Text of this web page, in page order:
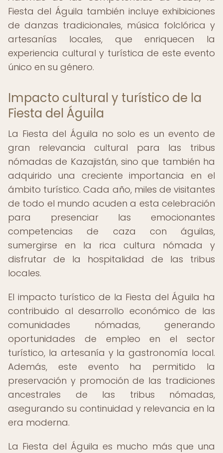
Fiesta del Águila también incluye exhibiciones
de danzas tradicionales, música folclórica y
artesanías locales, que enriquecen la
experiencia cultural y turística de este evento
único en su género.
Impacto cultural y turístico de la
Fiesta del Águila
La Fiesta del Águila no solo es un evento de
gran relevancia cultural para las tribus
nómadas de Kazajistán, sino que también ha
adquirido una creciente importancia en el
ámbito turístico. Cada año, miles de visitantes
de todo el mundo acuden a esta celebración
para presenciar las emocionantes
competencias de caza con águilas,
sumergirse en la rica cultura nómada y
disfrutar de la hospitalidad de las tribus
locales.
El impacto turístico de la Fiesta del Águila ha
contribuido al desarrollo económico de las
comunidades nómadas, generando
oportunidades de empleo en el sector
turístico, la artesanía y la gastronomía local.
Además, este evento ha permitido la
preservación y promoción de las tradiciones
ancestrales de las tribus nómadas,
asegurando su continuidad y relevancia en la
era moderna.
La Fiesta del Águila es mucho más que una